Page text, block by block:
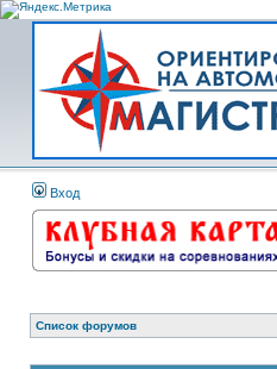
Вход
Список форумов